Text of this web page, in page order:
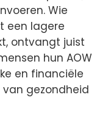
Wie
een lagere
ontvangt juist
hun AOW
en financiële
gezondheid